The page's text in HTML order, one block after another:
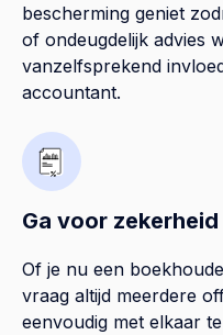
bescherming geniet
of ondeugdelijk advies
vanzelfsprekend
accountant.
Ga voor zekerheid
Of je nu een
vraag altijd meerdere
eenvoudig met elkaar